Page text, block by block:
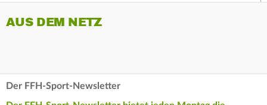
AUS DEM NETZ
Der FFH-Sport-Newsletter